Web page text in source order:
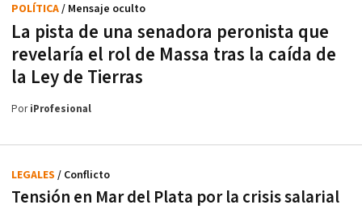
La pista de una senadora peronista que
revelaría el rol de Massa tras la caída de
la Ley de Tierras
POLÍTICA/ Mensaje oculto
PoriProfesional
Tensión en Mar del Plata por la crisis salarial
LEGALES / Conflicto